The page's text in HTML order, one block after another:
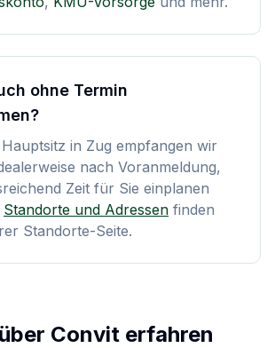
ohne Termin
in Zug empfangen wir
nach Voranmeldung,
Zeit für Sie einplanen
Standorte und Adressen finden
Standorte-Seite.
Convit erfahren